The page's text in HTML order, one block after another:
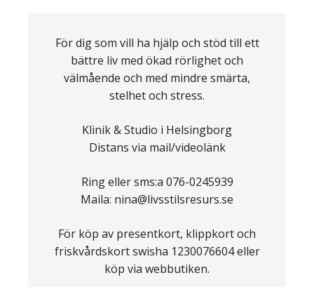
För dig som vill ha hjälp och stöd till ett
bättre liv med ökad rörlighet och
välmående och med mindre smärta,
stelhet och stress.
Klinik & Studio i Helsingborg
Distans via mail/videolänk
Ring eller sms:a 076-0245939
Maila: nina@livsstilsresurs.se
För köp av presentkort, klippkort och
friskvårdskort swisha 1230076604 eller
köp via webbutiken.